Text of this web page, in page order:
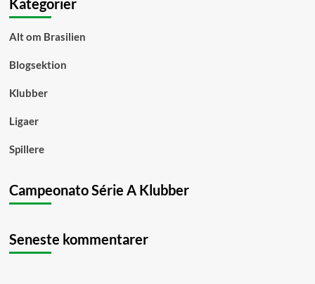
Kategorier
Alt om Brasilien
Blogsektion
Klubber
Ligaer
Spillere
Campeonato Série A Klubber
Seneste kommentarer